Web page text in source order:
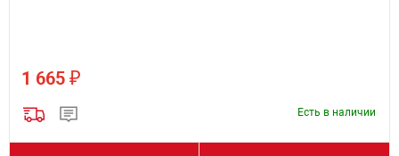
1 665 ₽
Есть в наличии